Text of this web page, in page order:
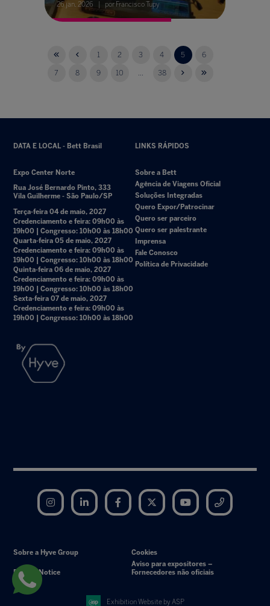
26 jan. 2026 por Francisco Tupy
1 2 3 4 5 6
7 8 9 10 ... 38
DATA E LOCAL - Bett Brasil
Expo Center Norte
Rua José Bernardo Pinto, 333
Vila Guilherme - São Paulo/SP
Terça-feira 04 de maio, 2027
Credenciamento e feira: 09h00 às
19h00 | Congresso: 10h00 às 18h00
Quarta-feira 05 de maio, 2027
Credenciamento e feira: 09h00 às
19h00 | Congresso: 10h00 às 18h00
Quinta-feira 06 de maio, 2027
Credenciamento e feira: 09h00 às
19h00 | Congresso: 10h00 às 18h00
Sexta-feira 07 de maio, 2027
Credenciamento e feira: 09h00 às
19h00 | Congresso: 10h00 às 18h00
LINKS RÁPIDOS
Sobre a Bett
Agência de Viagens Oficial
Soluções Integradas
Quero Expor/Patrocinar
Quero ser parceiro
Quero ser palestrante
Imprensa
Fale Conosco
Política de Privacidade
Instagram LinkedIn Facebook Twitter YouTube
Sobre a Hyve Group Cookies
Privacy Notice
Aviso para expositores –
Fornecedores não oficiais
Exhibition Website by ASP